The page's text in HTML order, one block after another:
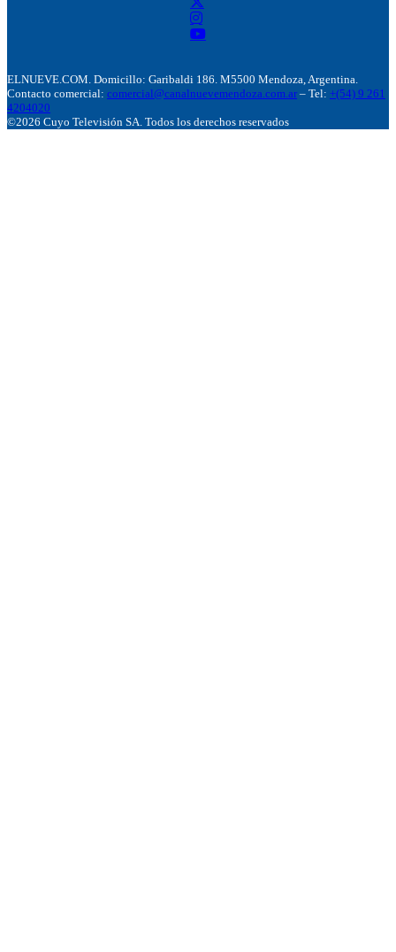
ELNUEVE.COM. Domicillo: Garibaldi 186. M5500 Mendoza, Argentina.
Contacto comercial: comercial@canalnuevemendoza.com.ar – Tel: +(54) 9 261
4204020
©2026 Cuyo Televisión SA. Todos los derechos reservados